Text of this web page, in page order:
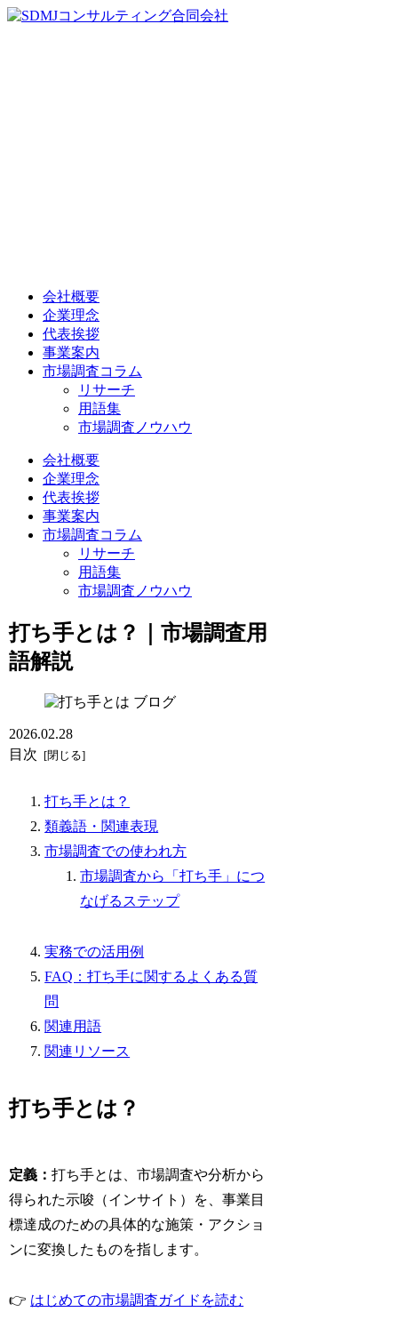
会社概要
企業理念
代表挨拶
事業案内
市場調査コラム
リサーチ
用語集
市場調査ノウハウ
会社概要
企業理念
代表挨拶
事業案内
市場調査コラム
リサーチ
用語集
市場調査ノウハウ
打ち手とは？｜市場調査用
語解説
ブログ
2026.02.28
目次
打ち手とは？
類義語・関連表現
市場調査での使われ方
市場調査から「打ち手」につ
なげるステップ
実務での活用例
FAQ：打ち手に関するよくある質
問
関連用語
関連リソース
打ち手とは？
定義：打ち手とは、市場調査や分析から
得られた示唆（インサイト）を、事業目
標達成のための具体的な施策・アクショ
ンに変換したものを指します。
👉 はじめての市場調査ガイドを読む